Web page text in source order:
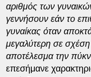
αριθμός των
γεννήσουν εάν το
γυναίκας όταν
μεγαλύτερη σε
αποτέλεσμα την
επεσήμανε